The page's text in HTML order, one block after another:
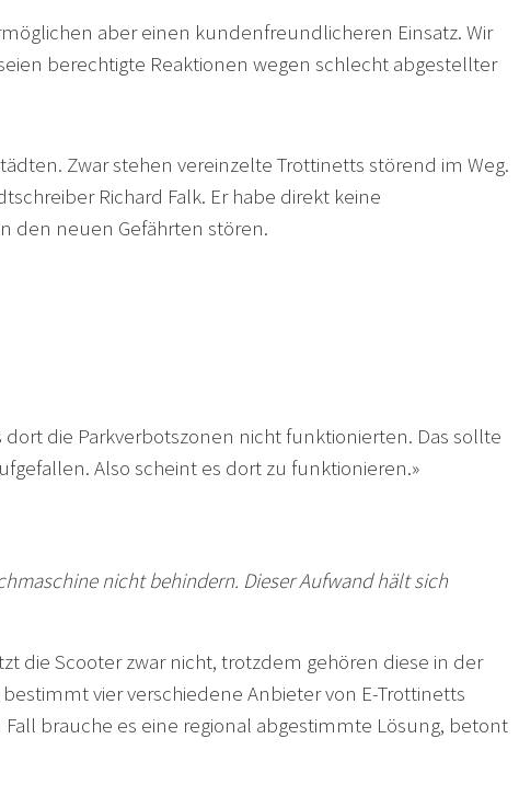
aber einen kundenfreundlicheren Einsatz. Wir
berechtigte Reaktionen wegen schlecht abgestellter
Zwar stehen vereinzelte Trottinetts störend im Weg.
Richard Falk. Er habe direkt keine
den neuen Gefährten stören.
die Parkverbotszonen nicht funktionierten. Das sollte
Also scheint es dort zu funktionieren.»
nicht behindern. Dieser Aufwand hält sich
die Scooter zwar nicht, trotzdem gehören diese in der
vier verschiedene Anbieter von E-Trottinetts
brauche es eine regional abgestimmte Lösung, betont